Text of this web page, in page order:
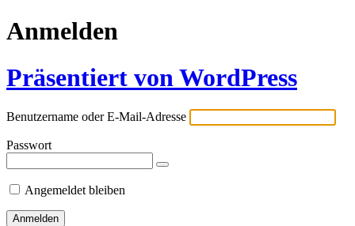
Anmelden
Präsentiert von WordPress
Benutzername oder E-Mail-Adresse
Passwort
Angemeldet bleiben